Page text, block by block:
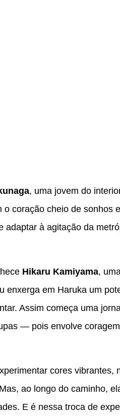
, uma jovem do
coração cheio de sonhos
adaptar à agitação da
Hikaru Kamiyama,
enxerga em Haruka um
Assim começa uma
— pois envolve
cores vibrantes,
ao longo do caminho,
E é nessa troca de